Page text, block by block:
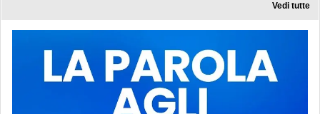
Vedi tutte